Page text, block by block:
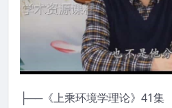
├──《上乘环境学理论》41集